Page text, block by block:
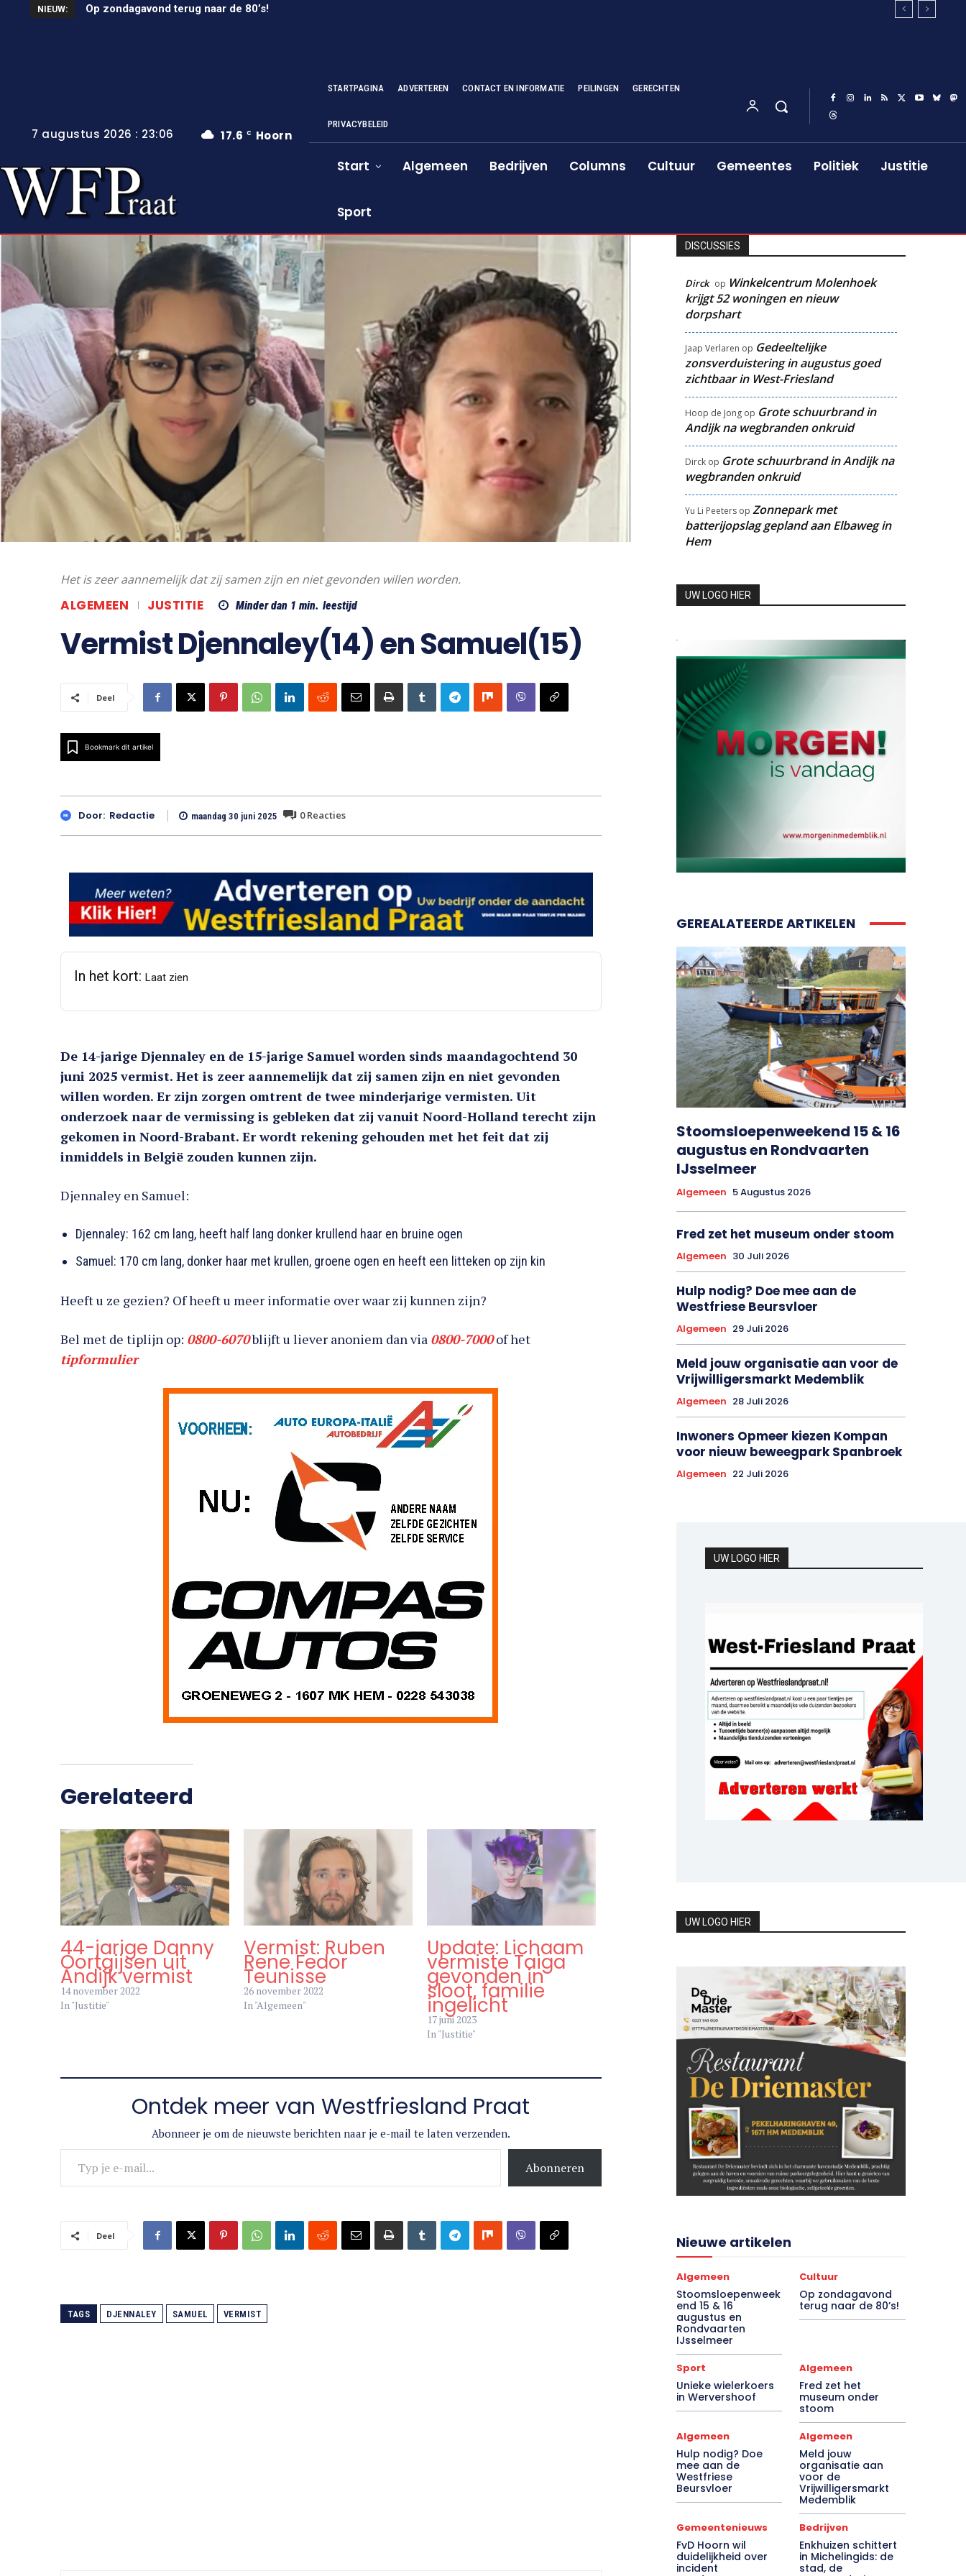
NIEUW: Op zondagavond terug naar de 80’s!
Unieke wielerkoers in Wervershoof
17.6 C Hoorn
7 augustus 2026 : 23:06
STARTPAGINA ADVERTEREN CONTACT EN INFORMATIE PEILINGEN GERECHTEN
PRIVACYBELEID
Start Algemeen Bedrijven Columns Cultuur Gemeentes Politiek Justitie
Sport
Het is zeer aannemelijk dat zij samen zijn en niet gevonden willen worden.
ALGEMEEN JUSTITIE Minder dan 1 min. leestijd
Vermist Djennaley(14) en Samuel(15)
Deel
Bookmark dit artikel
Door: Redactie maandag 30 juni 2025 0Reacties
In het kort: Laat zien
De 14-jarige Djennaley en de 15-jarige Samuel worden sinds maandagochtend 30
juni 2025 vermist. Het is zeer aannemelijk dat zij samen zijn en niet gevonden
willen worden. Er zijn zorgen omtrent de twee minderjarige vermisten. Uit
onderzoek naar de vermissing is gebleken dat zij vanuit Noord-Holland terecht zijn
gekomen in Noord-Brabant. Er wordt rekening gehouden met het feit dat zij
inmiddels in België zouden kunnen zijn.
Djennaley en Samuel:
Djennaley: 162 cm lang, heeft half lang donker krullend haar en bruine ogen
Samuel: 170 cm lang, donker haar met krullen, groene ogen en heeft een litteken op zijn kin
Heeft u ze gezien? Of heeft u meer informatie over waar zij kunnen zijn?
Bel met de tiplijn op: 0800-6070blijft u liever anoniem dan via 0800-7000of het
tipformulier
Gerelateerd
44-jarige Danny
Oortgijsen uit
Andijk vermist
14 november 2022
In "Justitie"
Vermist: Ruben
Rene Fedor
Teunisse
26 november 2022
In "Algemeen"
Update: Lichaam
vermiste Taiga
gevonden in
sloot, familie
ingelicht
17 juni 2023
In "Justitie"
Ontdek meer van Westfriesland Praat
Abonneer je om de nieuwste berichten naar je e-mail te laten verzenden.
Abonneren
TAGS DJENNALEY SAMUEL VERMIST
DISCUSSIES
Dirck op Winkelcentrum Molenhoek
krijgt 52 woningen en nieuw
dorpshart
Jaap Verlaren op Gedeeltelijke
zonsverduistering in augustus goed
zichtbaar in West-Friesland
Hoop de Jongop Grote schuurbrand in
Andijk na wegbranden onkruid
Dirckop Grote schuurbrand in Andijk na
wegbranden onkruid
Yu Li Peetersop Zonnepark met
batterijopslag gepland aan Elbaweg in
Hem
UW LOGO HIER
GEREALATEERDE ARTIKELEN
Stoomsloepenweekend 15 & 16
augustus en Rondvaarten
IJsselmeer
Algemeen 5 Augustus 2026
Fred zet het museum onder stoom
Algemeen 30 Juli 2026
Hulp nodig? Doe mee aan de
Westfriese Beursvloer
Algemeen 29 Juli 2026
Meld jouw organisatie aan voor de
Vrijwilligersmarkt Medemblik
Algemeen 28 Juli 2026
Inwoners Opmeer kiezen Kompan
voor nieuw beweegpark Spanbroek
Algemeen 22 Juli 2026
UW LOGO HIER
UW LOGO HIER
Nieuwe artikelen
Algemeen
Stoomsloepenweek
end 15 & 16
augustus en
Rondvaarten
IJsselmeer
Cultuur
Op zondagavond
terug naar de 80’s!
Sport
Unieke wielerkoers
in Wervershoof
Algemeen
Fred zet het
museum onder
stoom
Algemeen
Hulp nodig? Doe
mee aan de
Westfriese
Beursvloer
Algemeen
Meld jouw
organisatie aan
voor de
Vrijwilligersmarkt
Medemblik
Gemeentenieuws
FvD Hoorn wil
duidelijkheid over
incident
Bedrijven
Enkhuizen schittert
in Michelingids: de
stad, de